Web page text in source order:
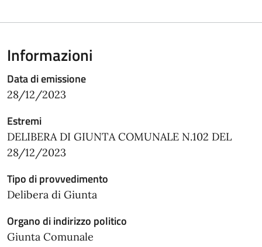
Informazioni
Data di emissione
28/12/2023
Estremi
DELIBERA DI GIUNTA COMUNALE N.102 DEL
28/12/2023
Tipo di provvedimento
Delibera di Giunta
Organo di indirizzo politico
Giunta Comunale